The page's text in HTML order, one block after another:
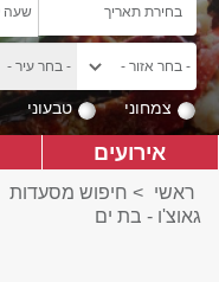
צמחוני טבעוני
אירועים
ראשי > חיפוש מסעדות
גאוצ'ו - בת ים